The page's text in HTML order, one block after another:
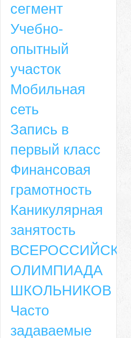
сегмент
Учебно-
опытный
участок
Мобильная
сеть
Запись в
первый класс
Финансовая
грамотность
Каникулярная
занятость
ВСЕРОССИЙСКАЯ
ОЛИМПИАДА
ШКОЛЬНИКОВ
Часто
задаваемые